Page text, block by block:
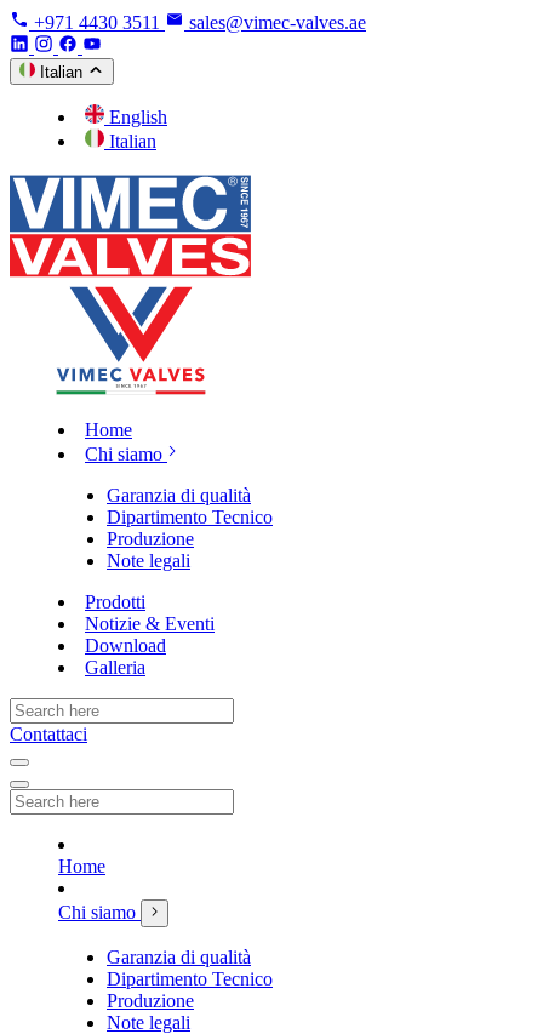
+971 4430 3511 sales@vimec-valves.ae
Italian
English
Italian
Home
Chi siamo
Garanzia di qualità
Dipartimento Tecnico
Produzione
Note legali
Prodotti
Notizie & Eventi
Download
Galleria
Contattaci
Home
Chi siamo
Garanzia di qualità
Dipartimento Tecnico
Produzione
Note legali